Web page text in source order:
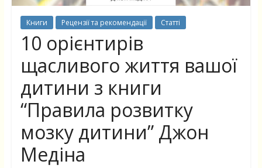
Книги Рецензії та рекомендації Статті
10 орієнтирів
щасливого життя вашої
дитини з книги
“Правила розвитку
мозку дитини” Джон
Медіна